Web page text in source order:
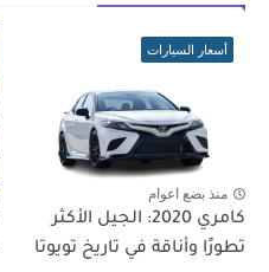
أسعار السيارات
منذ بضع اعوام
كامري 2020: الجيل الأكثر
تطورًا وأناقة في تاريخ تويوتا